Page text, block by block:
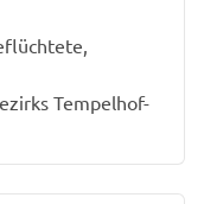
Tempelhof-